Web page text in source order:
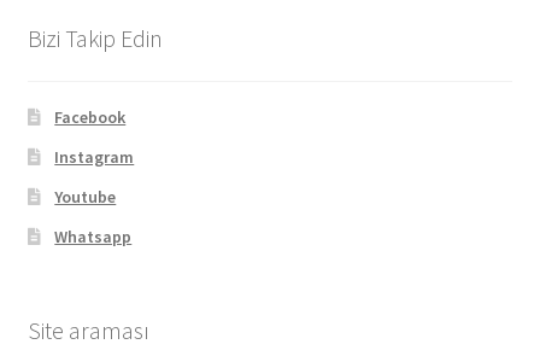
Bizi Takip Edin
Facebook
Instagram
Youtube
Whatsapp
Site araması